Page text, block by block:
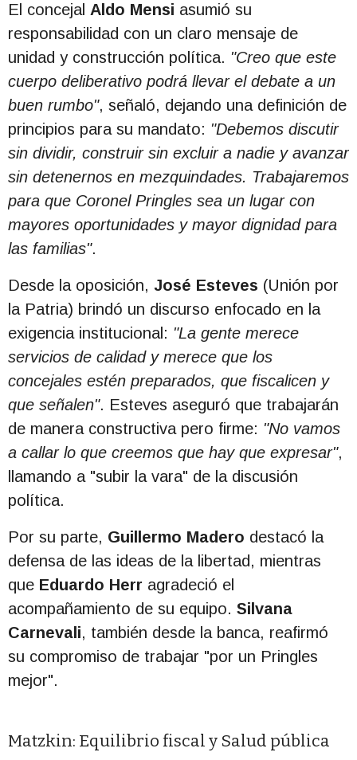
El concejal Aldo Mensi asumió su
responsabilidad con un claro mensaje de
unidad y construcción política. "Creo que este
cuerpo deliberativo podrá llevar el debate a un
buen rumbo", señaló, dejando una definición de
principios para su mandato: "Debemos discutir
sin dividir, construir sin excluir a nadie y avanzar
sin detenernos en mezquindades. Trabajaremos
para que Coronel Pringles sea un lugar con
mayores oportunidades y mayor dignidad para
las familias".
Desde la oposición, José Esteves (Unión por
la Patria) brindó un discurso enfocado en la
exigencia institucional: "La gente merece
servicios de calidad y merece que los
concejales estén preparados, que fiscalicen y
que señalen". Esteves aseguró que trabajarán
de manera constructiva pero firme: "No vamos
a callar lo que creemos que hay que expresar",
llamando a "subir la vara" de la discusión
política.
Por su parte, Guillermo Madero destacó la
defensa de las ideas de la libertad, mientras
que Eduardo Herr agradeció el
acompañamiento de su equipo. Silvana
Carnevali, también desde la banca, reafirmó
su compromiso de trabajar "por un Pringles
mejor".
Matzkin: Equilibrio fiscal y Salud pública